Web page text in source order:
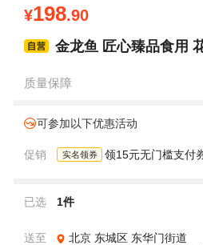
¥198.90
金龙鱼 匠心臻品食用
质量保障
可参加以下优惠活动
促销 实名领券 领15元无门槛支付
已选 1件
送至 北京 东城区 东华门街道